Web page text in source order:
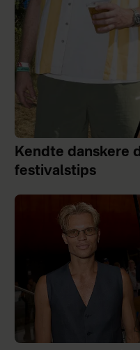
Kendte danskere
festivalstips